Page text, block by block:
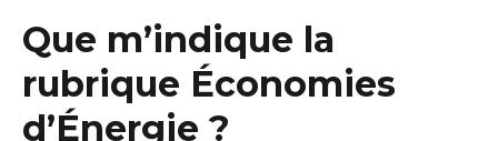
Que m’indique la
rubrique Économies
d’Énergie ?